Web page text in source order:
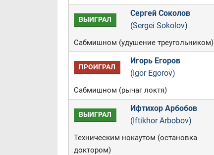
ВЫИГРАЛ
Сергей Соколов
(Sergei Sokolov)
Сабмишном (удушение треугольником)
ПРОИГРАЛ
Игорь Егоров
(Igor Egorov)
Сабмишном (рычаг локтя)
ВЫИГРАЛ
Ифтихор Арбобов
(Iftikhor Arbobov)
Техническим нокаутом (остановка
доктором)